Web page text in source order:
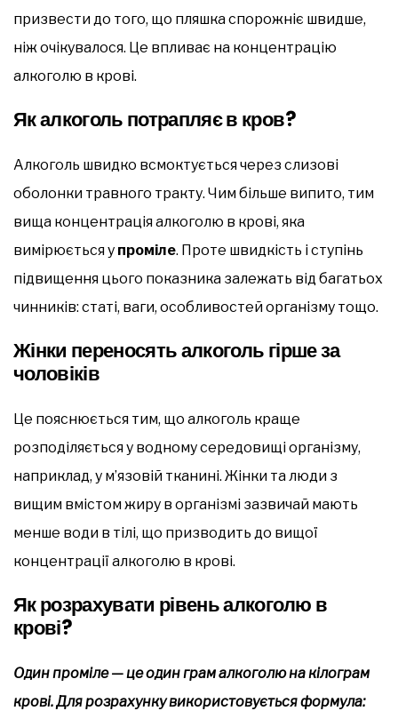
призвести до того, що пляшка спорожніє швидше,
ніж очікувалося. Це впливає на концентрацію
алкоголю в крові.
Як алкоголь потрапляє в кров?
Алкоголь швидко всмоктується через слизові
оболонки травного тракту. Чим більше випито, тим
вища концентрація алкоголю в крові, яка
вимірюється у проміле. Проте швидкість і ступінь
підвищення цього показника залежать від багатьох
чинників: статі, ваги, особливостей організму тощо.
Жінки переносять алкоголь гірше за
чоловіків
Це пояснюється тим, що алкоголь краще
розподіляється у водному середовищі організму,
наприклад, у м’язовій тканині. Жінки та люди з
вищим вмістом жиру в організмі зазвичай мають
менше води в тілі, що призводить до вищої
концентрації алкоголю в крові.
Як розрахувати рівень алкоголю в
крові?
Один проміле — це один грам алкоголю на кілограм
крові. Для розрахунку використовується формула: